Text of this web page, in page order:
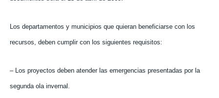
Los departamentos y municipios que quieran beneficiarse con los
recursos, deben cumplir con los siguientes requisitos:
– Los proyectos deben atender las emergencias presentadas por la
segunda ola invernal.